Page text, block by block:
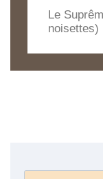
Le
noisettes)